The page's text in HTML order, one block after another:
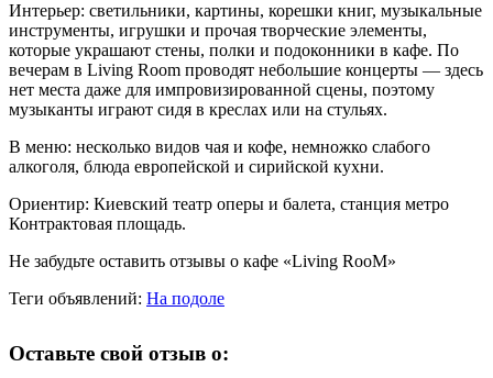
Интерьер: светильники, картины, корешки книг, музыкальные
инструменты, игрушки и прочая творческие элементы,
которые украшают стены, полки и подоконники в кафе. По
вечерам в Living Room проводят небольшие концерты — здесь
нет места даже для импровизированной сцены, поэтому
музыканты играют сидя в креслах или на стульях.
В меню: несколько видов чая и кофе, немножко слабого
алкоголя, блюда европейской и сирийской кухни.
Ориентир: Киевский театр оперы и балета, станция метро
Контрактовая площадь.
Не забудьте оставить отзывы о кафе «Living RooM»
Теги объявлений: На подоле
Оставьте свой отзыв о: